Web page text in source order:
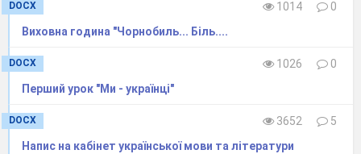
рушайте.
Артем:Яка галявина красива,
А квіточок барвистих –
сила!
Максим:
пучечки пов’
DOCX 1014
0
Виховна година "Чорнобиль... Бiль....
DOCX 1026
0
Перший урок "Ми - українці"
DOCX 3652
5
Напис на кабінет української мови та літератури